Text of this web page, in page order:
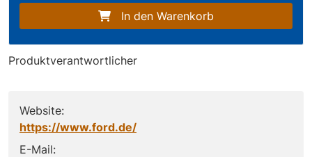
In den Warenkorb
Produktverantwortlicher
Website:
https://www.ford.de/
E-Mail: